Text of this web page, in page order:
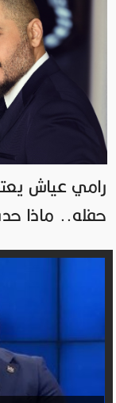
رامي عياش
حفله.. ماذا